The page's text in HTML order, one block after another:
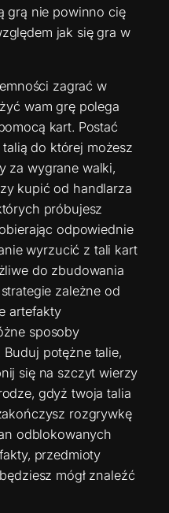
grą nie powinno cię
jak się gra w
zagrać w
wam grę polega
kart. Postać
do której możesz
za wygrane walki,
kupić od handlarza
próbujesz
odpowiednie
wyrzucić z tali kart
do zbudowania
zależne od
artefakty
sposoby
potężne talie,
się na szczyt wierzy
gdyż twoja talia
rozgrywkę
odblokowanych
przedmioty
mógł znaleźć